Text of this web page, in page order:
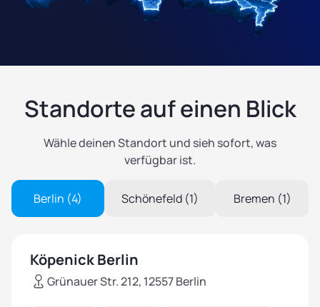
Standorte auf einen Blick
Wähle deinen Standort und sieh sofort, was
verfügbar ist.
Berlin (4) Schönefeld (1) Bremen (1)
Köpenick Berlin
Grünauer Str. 212, 12557 Berlin